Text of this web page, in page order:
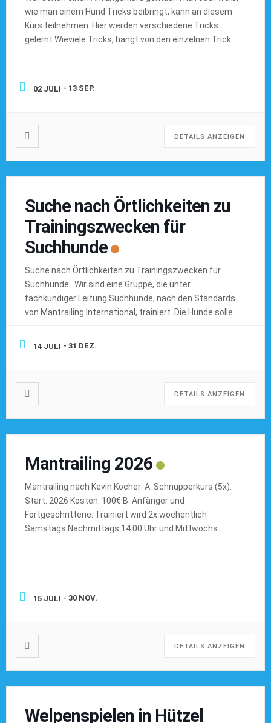
wie man einem Hund Tricks beibringt, kann an diesem
Kurs teilnehmen. Hier werden verschiedene Tricks
gelernt Wieviele Tricks, hängt von den einzelnen Tricks
02 JULI - 13 SEP.
DETAILS ANZEIGEN
Suche nach Örtlichkeiten zu
Trainingszwecken für
Suchhunde
Suche nach Örtlichkeiten zu Trainingszwecken für
Suchhunde. Wir sind eine Gruppe, die unter
fachkundiger Leitung Suchhunde, nach den Standards
von Mantrailing International, trainiert. Die Hunde sollen
Kinder, die verschwunden sind. […]
14 JULI - 31 DEZ.
DETAILS ANZEIGEN
Mantrailing 2026
Mantrailing nach Kevin Kocher A. Schnupperkurs (5x).
Start: 2026 Kosten: 100€ B. Anfänger und
Fortgeschrittene. Trainiert wird 2x wöchentlich
Samstags Nachmittags 14:00 Uhr und Mittwochs
Schneverdingen, Soltau, Munster. Auch mal Hamburg,
15 JULI - 30 NOV.
DETAILS ANZEIGEN
Welpenspielen in Hützel